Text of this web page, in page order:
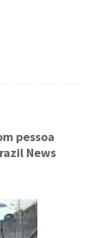
pessoa
News